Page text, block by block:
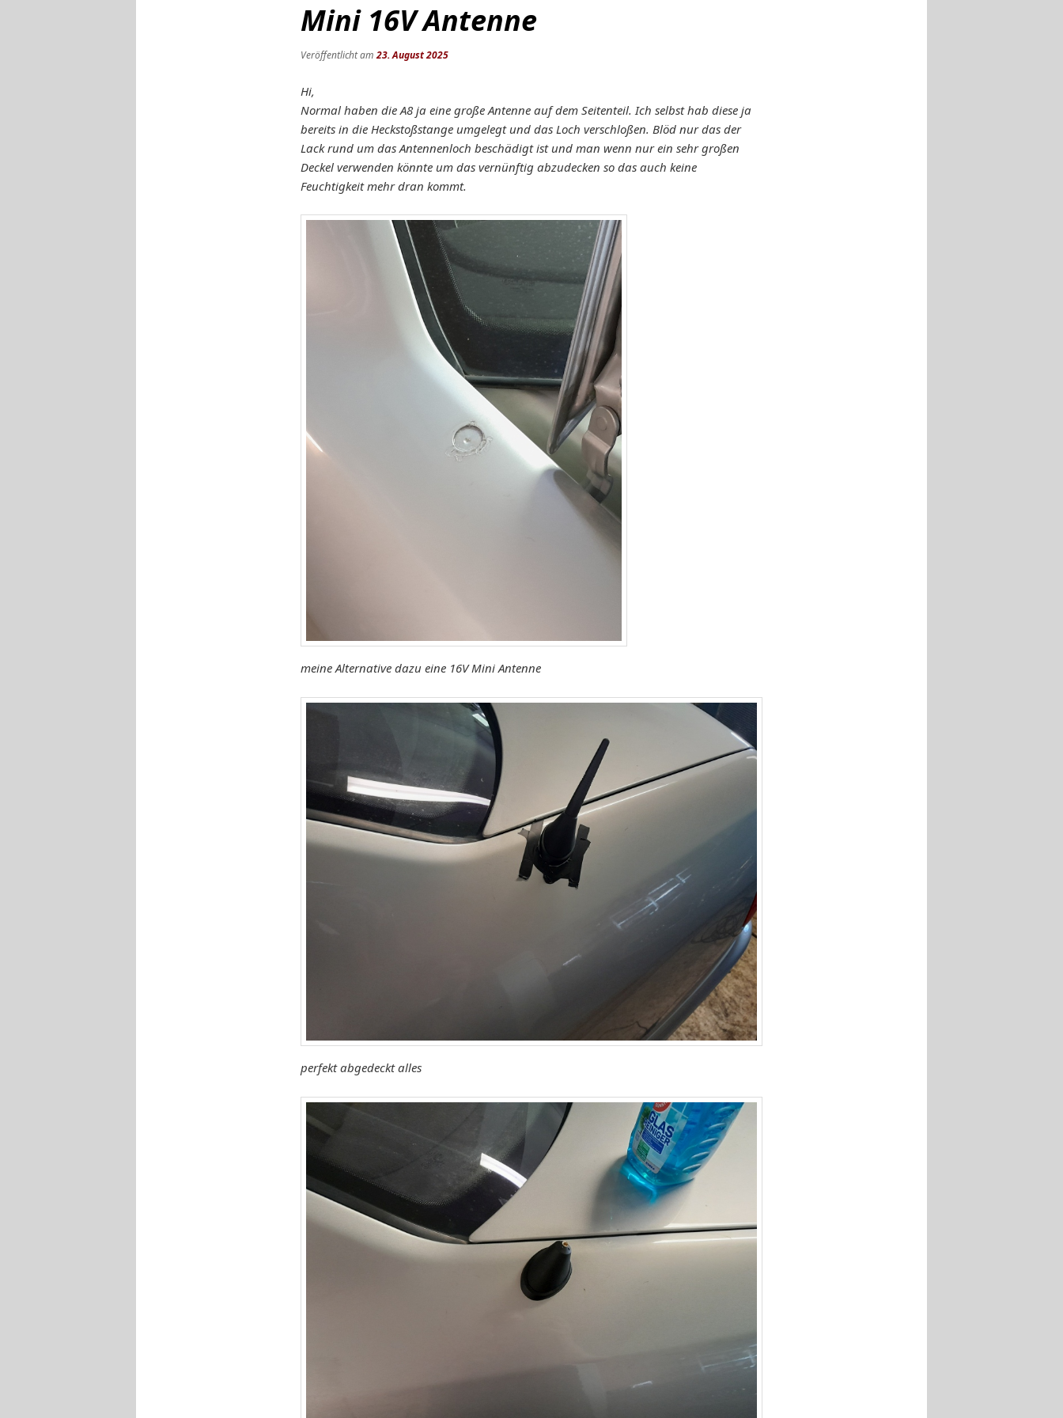
Mini 16V Antenne
Veröffentlicht am23. August 2025
Hi,
Normal haben die A8 ja eine große Antenne auf dem Seitenteil. Ich selbst hab diese ja
bereits in die Heckstoßstange umgelegt und das Loch verschloßen. Blöd nur das der
Lack rund um das Antennenloch beschädigt ist und man wenn nur ein sehr großen
Deckel verwenden könnte um das vernünftig abzudecken so das auch keine
Feuchtigkeit mehr dran kommt.
meine Alternative dazu eine 16V Mini Antenne
perfekt abgedeckt alles